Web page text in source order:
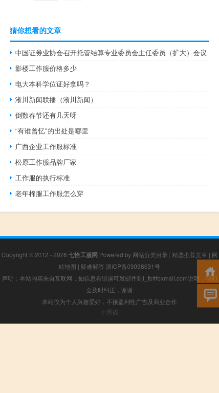
猜你想看的文章
中国证券业协会召开托管结算专业委员会主任委员（扩大）会议
影楼工作服价格多少
电大本科学位证好拿吗？
淅川新闻联播（淅川新闻）
倒数春节还有几天呀
“有谁曾忆”的出处是哪里
广西企业工作服标准
松原工作服品牌厂家
工作服的执行标准
老年棉服工作服怎么穿
Copyright © 2012 - 2026 七恰工服网 Powered by 网站分类目录 | 精选推荐文章 | 网
站地图 | 疑难解答 浙ICP备09098631号
声明：本站内容来自互联网，如信息有错误可发邮件到f_fb#foxmail.com说明，我们
会及时纠正，谢谢
本站仅为个人兴趣爱好，不接盈利性广告及商业合作
小男孩